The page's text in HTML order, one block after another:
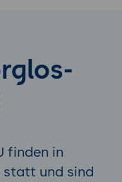
finden in
statt und sind